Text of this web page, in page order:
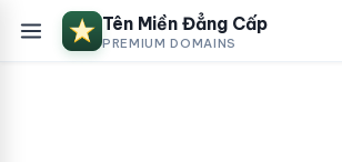
Tên Miền Đẳng Cấp
PREMIUM DOMAINS